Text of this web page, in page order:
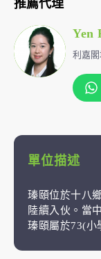
推薦代理
Yen
利嘉
單位描述
瑧頤位於十八
陸續入伙。當
瑧頤屬於73(小